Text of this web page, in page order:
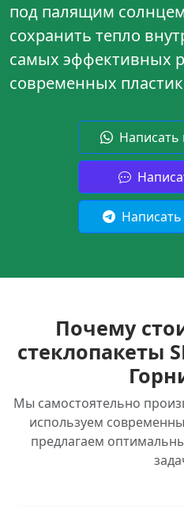
под палящим
сохранить тепло
самых эффективных
современных
Написать
Почему
стеклопакеты
Мы самостоятельно
используем
предлагаем